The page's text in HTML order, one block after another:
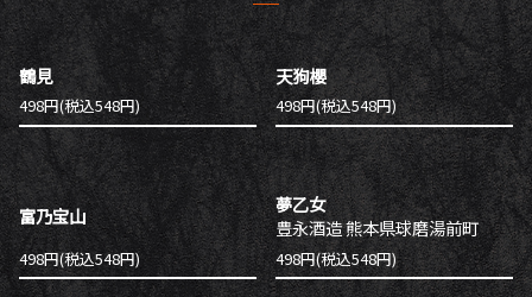
鶴見
498円(税込548円)
天狗櫻
498円(税込548円)
富乃宝山
498円(税込548円)
夢乙女
豊永酒造 熊本県球磨湯前町
498円(税込548円)